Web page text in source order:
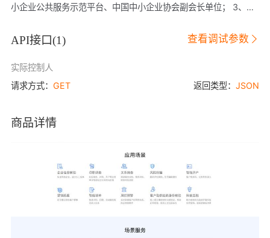
小企业公共服务示范平台、中国中小企业协会副会长单位； 3、技
障业务实时运转； 4、专业技术支持：专业团队售前售中售后支
持，全面支持客户业务全流程，用后无忧。
API接口(1) 查看调试参数
实际控制人
请求方式： GET 返回类型：JSON
商品详情